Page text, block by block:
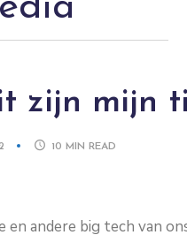
zijn mijn
10 MIN READ
andere big tech van